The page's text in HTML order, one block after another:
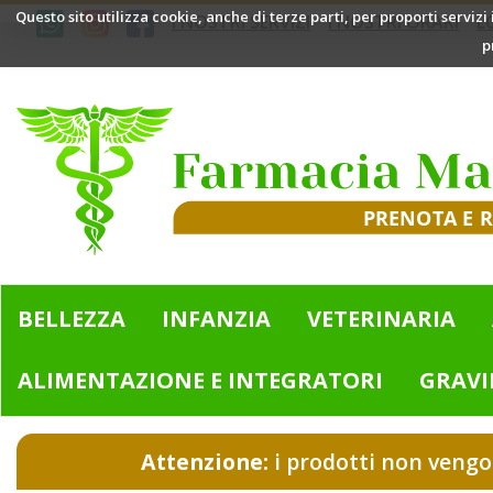
Passa
Questo sito utilizza cookie, anche di terze parti, per proporti
I NOSTRI SERVIZI I NOSTRI ORARI
Mazzini
Bologna
BELLEZZA INFANZIA VETERINARIA
ALIMENTAZIONE E INTEGRATORI
Attenzione: i prodotti non